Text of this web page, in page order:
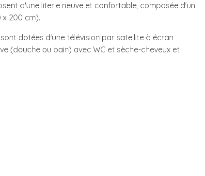
d'une literie neuve et confortable, composée d'un
x 200 cm).
dotées d'une télévision par satellite à écran
(douche ou bain) avec WC et sèche-cheveux et